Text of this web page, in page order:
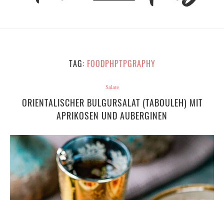
TAG: FOODPHPTPGRAPHY
Salate
ORIENTALISCHER BULGURSALAT (TABOULEH) MIT
APRIKOSEN UND AUBERGINEN